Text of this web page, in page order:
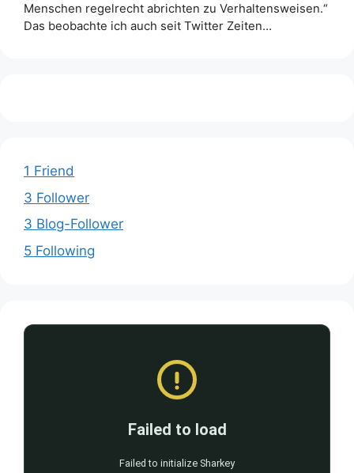
Menschen regelrecht abrichten zu Verhaltensweisen.“
Das beobachte ich auch seit Twitter Zeiten…
1 Friend
3 Follower
3 Blog-Follower
5 Following